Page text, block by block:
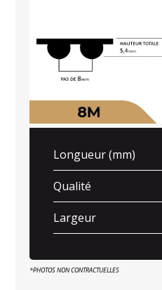
Longueur (mm)
Qualité
Largeur
*PHOTOS NON CONTRACTUELLES